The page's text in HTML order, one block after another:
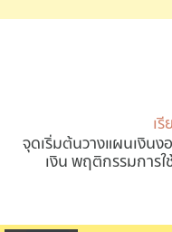
จุดเริ่มต้นวางแผนเงินง
เงิน พฤติกรรมการ
เ